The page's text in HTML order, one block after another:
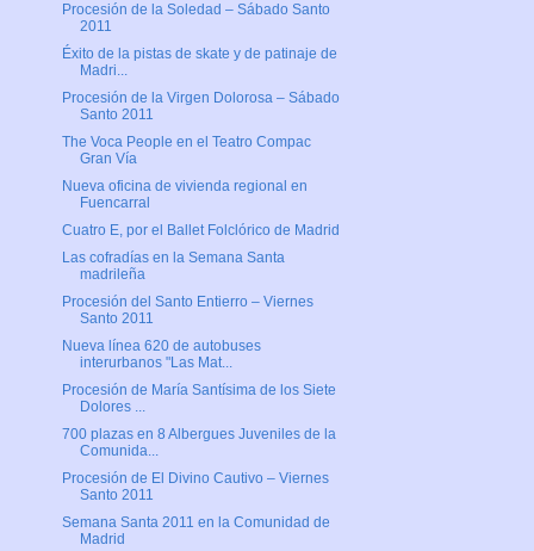
Procesión de la Soledad – Sábado Santo
2011
Éxito de la pistas de skate y de patinaje de
Madri...
Procesión de la Virgen Dolorosa – Sábado
Santo 2011
The Voca People en el Teatro Compac
Gran Vía
Nueva oficina de vivienda regional en
Fuencarral
Cuatro E, por el Ballet Folclórico de Madrid
Las cofradías en la Semana Santa
madrileña
Procesión del Santo Entierro – Viernes
Santo 2011
Nueva línea 620 de autobuses
interurbanos "Las Mat...
Procesión de María Santísima de los Siete
Dolores ...
700 plazas en 8 Albergues Juveniles de la
Comunida...
Procesión de El Divino Cautivo – Viernes
Santo 2011
Semana Santa 2011 en la Comunidad de
Madrid